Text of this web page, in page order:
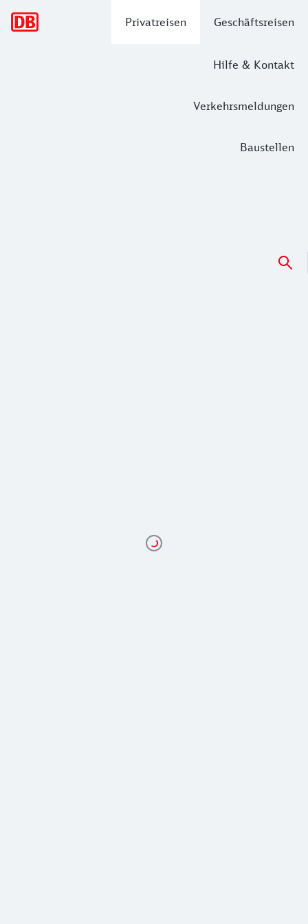
Privatreisen Geschäftsreisen
Hilfe & Kontakt
Verkehrsmeldungen
Baustellen